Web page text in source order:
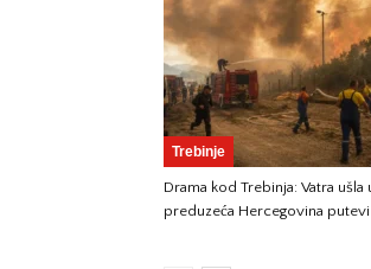
Trebinje
Drama kod Trebinja: Vatra ušla
preduzeća Hercegovina putevi